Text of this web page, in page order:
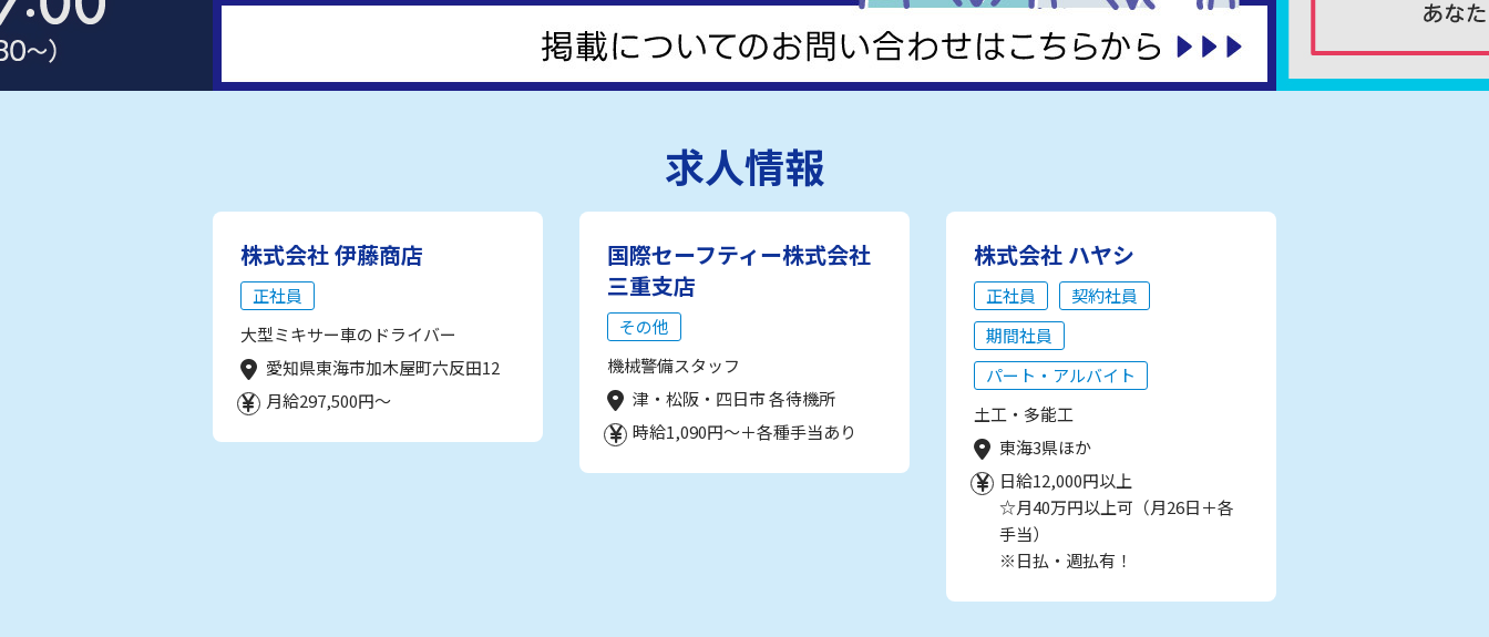
求人情報
株式会社 伊藤商店
正社員
大型ミキサー車のドライバー
愛知県東海市加木屋町六反田12
月給297,500円～
国際セーフティー株式会社
三重支店
その他
機械警備スタッフ
津・松阪・四日市 各待機所
時給1,090円～＋各種手当あり
株式会社 ハヤシ
正社員
契約社員
期間社員
パート・アルバイト
土工・多能工
東海3県ほか
日給12,000円以上
☆月40万円以上可（月26日＋各
手当）
※日払・週払有！